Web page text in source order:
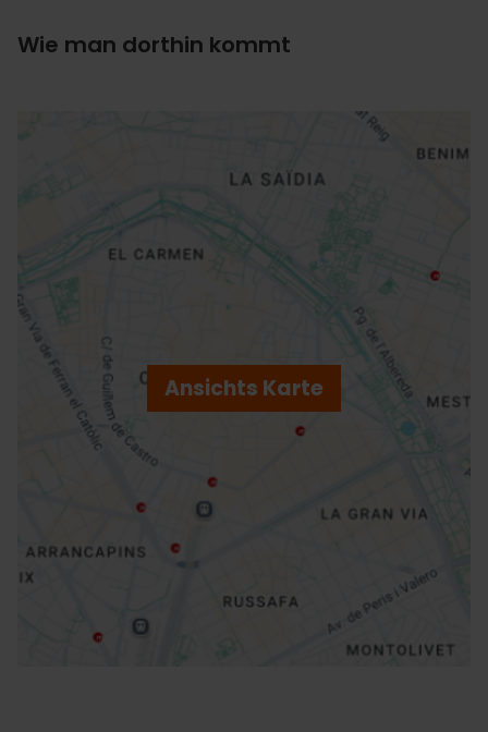
Wie man dorthin kommt
Ansichts Karte
Richtungen